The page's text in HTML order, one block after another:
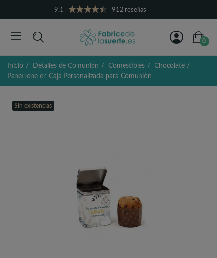
9.1 912 reseñas
0
Inicio Detalles de Comunión Comestibles
Chocolate
Panettone en Caja Personalizada para Comunión
Sin existencias